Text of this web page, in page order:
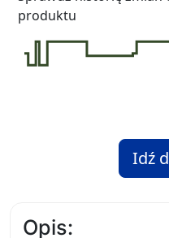
produktu
Idź
Opis: